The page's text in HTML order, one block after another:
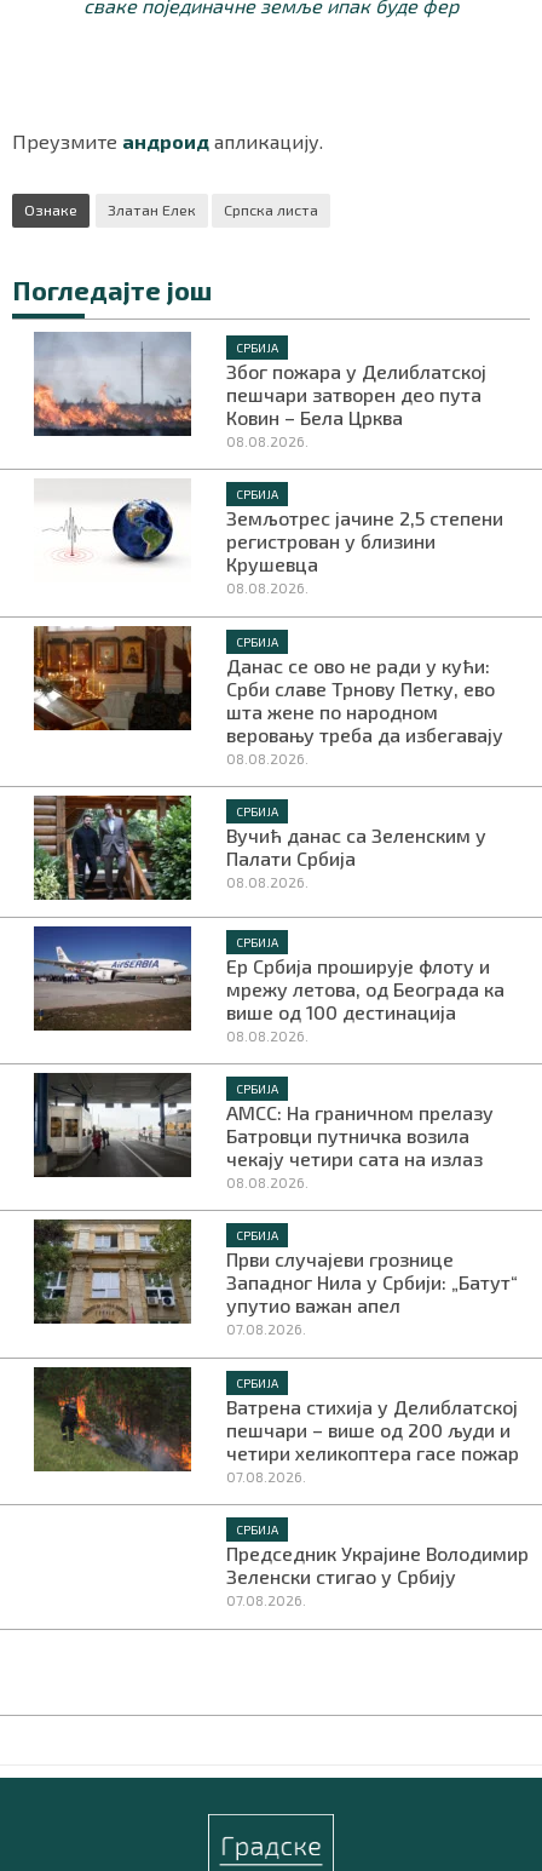
сваке појединачне земље ипак буде фер
Преузмите андроид апликацију.
Ознаке Златан Елек Српска листа
Погледајте још
СРБИЈА
Због пожара у Делиблатској
пешчари затворен део пута
Ковин – Бела Црква
08.08.2026.
СРБИЈА
Земљотрес јачине 2,5 степени
регистрован у близини
Крушевца
08.08.2026.
СРБИЈА
Данас се ово не ради у кући:
Срби славе Трнову Петку, ево
шта жене по народном
веровању треба да избегавају
08.08.2026.
СРБИЈА
Вучић данас са Зеленским у
Палати Србија
08.08.2026.
СРБИЈА
Ер Србија проширује флоту и
мрежу летова, од Београда ка
више од 100 дестинација
08.08.2026.
СРБИЈА
АМСС: На граничном прелазу
Батровци путничка возила
чекају четири сата на излаз
08.08.2026.
СРБИЈА
Први случајеви грознице
Западног Нила у Србији: „Батут“
упутио важан апел
07.08.2026.
СРБИЈА
Ватрена стихија у Делиблатској
пешчари – више од 200 људи и
четири хеликоптера гасе пожар
07.08.2026.
СРБИЈА
Председник Украјине Володимир
Зеленски стигао у Србију
07.08.2026.